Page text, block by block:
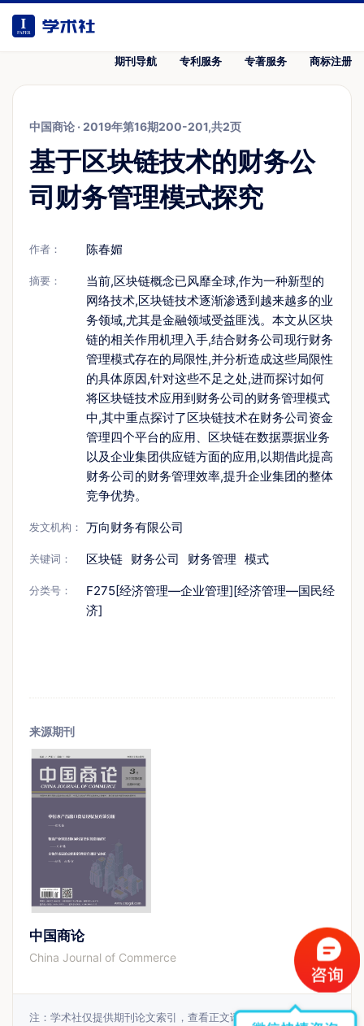
期刊导航 专利服务 专著服务 商标注册
中国商论 · 2019年第16期200-201,共2页
基于区块链技术的财务公
司财务管理模式探究
作者： 陈春媚
摘要：
当前,区块链概念已风靡全球,作为一种新型的
网络技术,区块链技术逐渐渗透到越来越多的业
务领域,尤其是金融领域受益匪浅。本文从区块
链的相关作用机理入手,结合财务公司现行财务
管理模式存在的局限性,并分析造成这些局限性
的具体原因,针对这些不足之处,进而探讨如何
将区块链技术应用到财务公司的财务管理模式
中,其中重点探讨了区块链技术在财务公司资金
管理四个平台的应用、区块链在数据票据业务
以及企业集团供应链方面的应用,以期借此提高
财务公司的财务管理效率,提升企业集团的整体
竞争优势。
发文机构： 万向财务有限公司
关键词： 区块链 财务公司 财务管理 模式
分类号：
F275[经济管理—企业管理][经济管理—国民经
济]
来源期刊
中国商论
China Journal of Commerce
注：学术社仅提供期刊论文索引，查看正文请前往相应的收录平